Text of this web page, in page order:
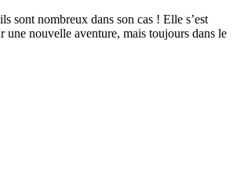
sont nombreux dans son cas ! Elle s’est
une nouvelle aventure, mais toujours dans le